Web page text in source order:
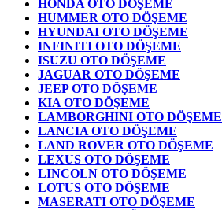
HONDA OTO DÖŞEME
HUMMER OTO DÖŞEME
HYUNDAI OTO DÖŞEME
INFINITI OTO DÖŞEME
ISUZU OTO DÖŞEME
JAGUAR OTO DÖŞEME
JEEP OTO DÖŞEME
KIA OTO DÖŞEME
LAMBORGHINI OTO DÖŞEME
LANCIA OTO DÖŞEME
LAND ROVER OTO DÖŞEME
LEXUS OTO DÖŞEME
LINCOLN OTO DÖŞEME
LOTUS OTO DÖŞEME
MASERATI OTO DÖŞEME